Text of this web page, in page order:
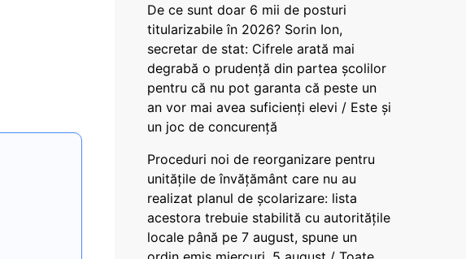
De ce sunt doar 6 mii de posturi
titularizabile în 2026? Sorin Ion,
secretar de stat: Cifrele arată mai
degrabă o prudență din partea școlilor
pentru că nu pot garanta că peste un
an vor mai avea suficienți elevi / Este și
un joc de concurență
Proceduri noi de reorganizare pentru
unitățile de învățământ care nu au
realizat planul de școlarizare: lista
acestora trebuie stabilită cu autoritățile
locale până pe 7 august, spune un